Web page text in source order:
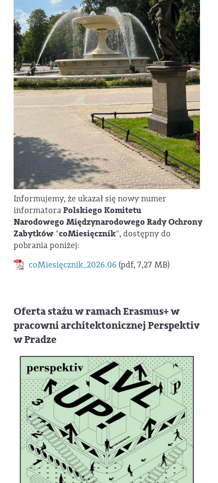
Informujemy, że ukazał się nowy numer
informatoraPolskiego Komitetu
Narodowego Międzynarodowego Rady Ochrony
Zabytków "coMiesięcznik", dostępny do
pobrania poniżej:
coMiesięcznik_2026.06 (pdf, 7,27 MB)
Oferta stażu w ramach Erasmus+ w
pracowni architektonicznej Perspektiv
w Pradze